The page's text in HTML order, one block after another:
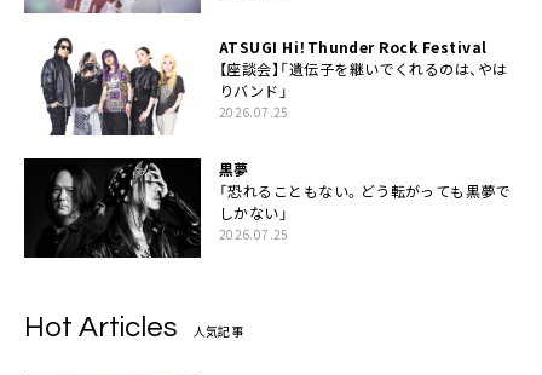
ATSUGI Hi！Thunder Rock Festival
【座談会】「遺伝子を継いでくれるのは、やは
りバンド」
2026.07.25
黒夢
「恐れることもない。どう転がっても黒夢で
しかない」
2026.07.25
Hot Articles 人気記事